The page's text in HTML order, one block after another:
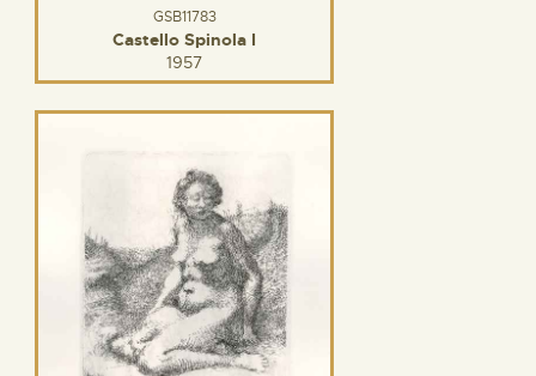
GSB11783
Castello Spinola I
1957